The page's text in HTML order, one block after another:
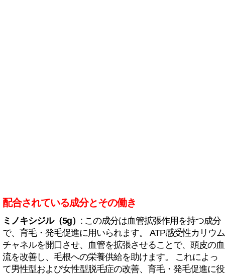
配合されている成分とその働き
ミノキシジル（5g） : この成分は血管拡張作用を持つ成分
で、育毛・発毛促進に用いられます。 ATP感受性カリウム
チャネルを開口させ、血管を拡張させることで、頭皮の血
流を改善し、毛根への栄養供給を助けます。 これによっ
て男性型および女性型脱毛症の改善、育毛・発毛促進に役